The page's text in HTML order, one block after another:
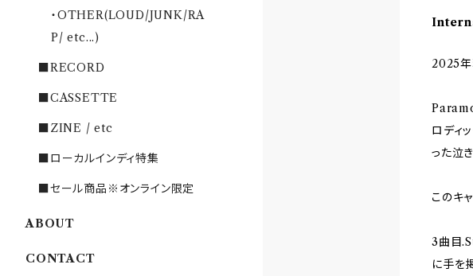
2025年
ロディ
った泣
このキ
3曲目
に手を
・OTHER(LOUD/JUNK/RA
P/ etc...)
■RECORD
■CASSETTE
■ZINE / etc
■ローカルインディ特集
■セール商品※オンライン限定
ABOUT
CONTACT